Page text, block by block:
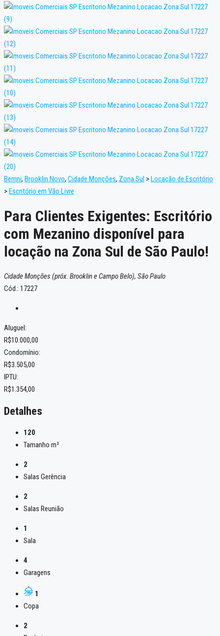
Berrini, Brooklin Novo, Cidade Monções, Zona Sul >Locação de Escritório
>Escritório em Vão Livre
Para Clientes Exigentes: Escritório
com Mezanino disponível para
locação na Zona Sul de São Paulo!
Cidade Monções (próx. Brooklin e Campo Belo), São Paulo
Cód.: 17227
Aluguel:
R$10.000,00
Condomínio:
R$3.505,00
IPTU:
R$1.354,00
Detalhes
120
Tamanho m²
2
Salas Gerência
2
Salas Reunião
1
Sala
4
Garagens
1
Copa
2